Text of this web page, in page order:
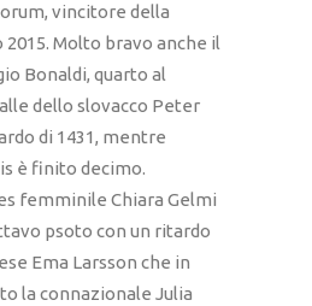
vincitore della
2015. Molto bravo anche il
Bonaldi, quarto al
dello slovacco Peter
di 1431, mentre
è finito decimo.
femminile Chiara Gelmi
psoto con un ritardo
Ema Larsson che in
la connazionale Julia